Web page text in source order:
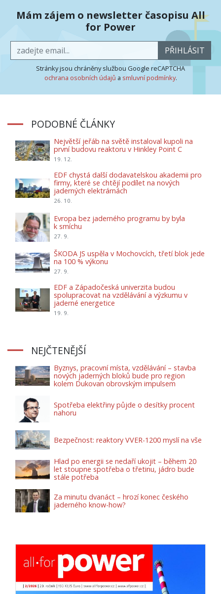
Mám zájem o newsletter časopisu All
for Power
PŘIHLÁSIT
Stránky jsou chráněny službou Google reCAPTCHA
ochrana osobních údajů a smluvní podmínky.
PODOBNÉ ČLÁNKY
Největší jeřáb na světě instaloval kupoli na
první budovu reaktoru v Hinkley Point C
19. 12.
EDF chystá další dodavatelskou akademii pro
firmy, které se chtějí podílet na nových
jaderných elektrárnách
26. 10.
Evropa bez jaderného programu by byla
k smíchu
27. 9.
ŠKODA JS uspěla v Mochovcích, třetí blok jede
na 100 % výkonu
27. 9.
EDF a Západočeská univerzita budou
spolupracovat na vzdělávání a výzkumu v
jaderné energetice
19. 9.
NEJČTENĚJŠÍ
Byznys, pracovní místa, vzdělávání – stavba
nových jaderných bloků bude pro region
kolem Dukovan obrovským impulsem
Spotřeba elektřiny půjde o desítky procent
nahoru
Bezpečnost: reaktory VVER-1200 myslí na vše
Hlad po energii se nedaří ukojit – během 20
let stoupne spotřeba o třetinu, jádro bude
stále potřeba
Za minutu dvanáct – hrozí konec českého
jaderného know-how?